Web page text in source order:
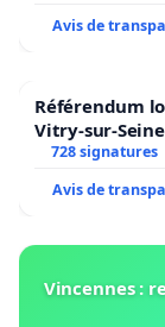
Avis de
Référendum
Vitry-sur-Seine
728 signatures
Avis de
Vincennes :